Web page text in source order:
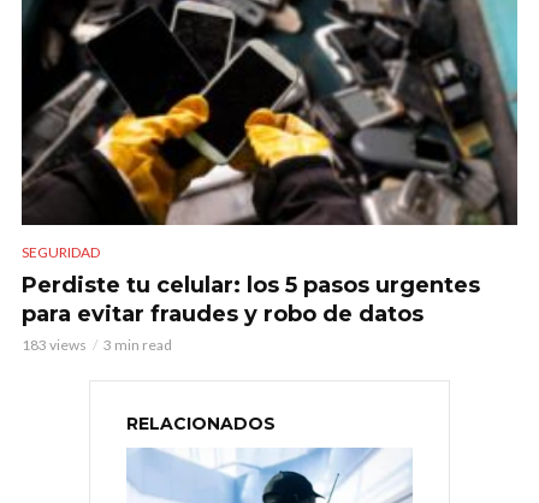
SEGURIDAD
Perdiste tu celular: los 5 pasos urgentes
para evitar fraudes y robo de datos
183 views 3 min read
RELACIONADOS